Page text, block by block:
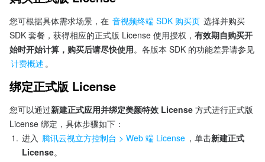
您可根据具体需求场景，在 音视频终端 SDK 购买页 选择并购买
SDK 套餐，获得相应的正式版 License 使用授权， 有效期自购买开
始时开始计算，购买后请尽快使用
计费概述 。
绑定正式版 License
您可以通过新建正式应用并绑定美颜特效 License 方式进行正式版
License 绑定，具体步骤如下：
1. 进入 腾讯云视立方控制台 > Web 端 License ，单击新建正式
License。